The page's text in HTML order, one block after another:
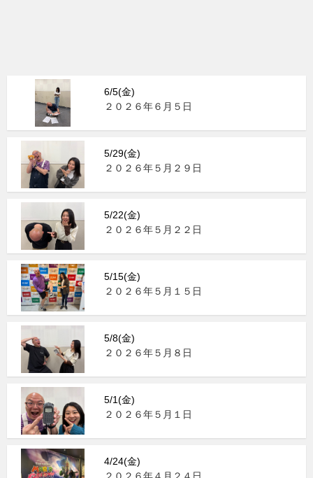
6/5(金)
２０２６年６月５日
5/29(金)
２０２６年５月２９日
5/22(金)
２０２６年５月２２日
5/15(金)
２０２６年５月１５日
5/8(金)
２０２６年５月８日
5/1(金)
２０２６年５月１日
4/24(金)
２０２６年４月２４日